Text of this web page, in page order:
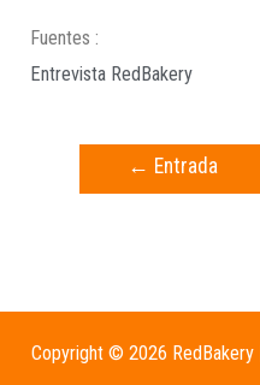
Fuentes :
Entrevista RedBakery
← Entrada
Copyright © 2026